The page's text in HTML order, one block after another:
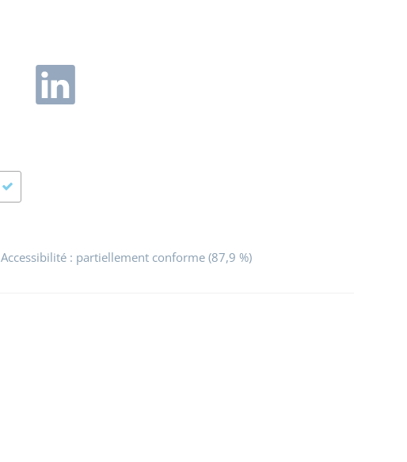
Accessibilité : partiellement conforme (87,9 %)